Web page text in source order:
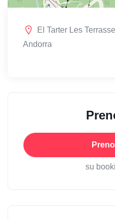
El Tarter Les
Andorra
su